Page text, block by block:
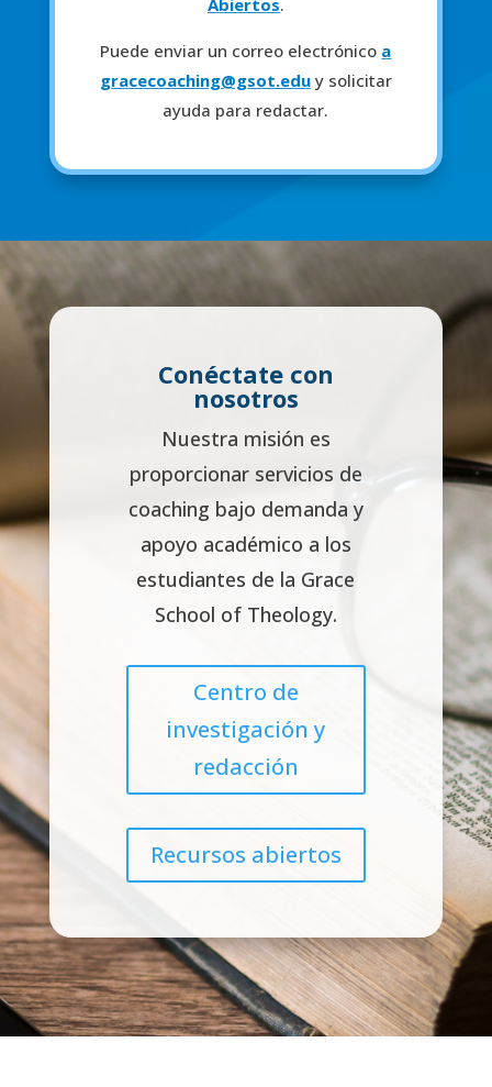
Puede enviar un correo electrónico a
gracecoaching@gsot.eduy solicitar
ayuda para redactar.
Conéctate con
nosotros
Nuestra misión es
proporcionar servicios de
coaching bajo demanda y
apoyo académico a los
estudiantes de la Grace
School of Theology.
Centro de
investigación y
redacción
Recursos abiertos